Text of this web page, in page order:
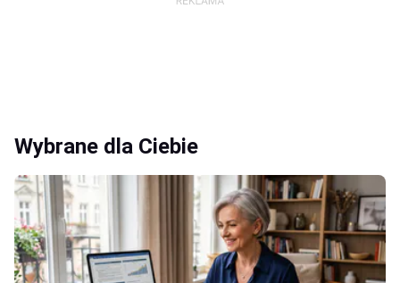
Wybrane dla Ciebie